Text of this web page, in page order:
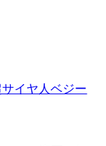
サイヤ人ベジー